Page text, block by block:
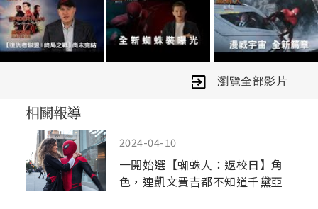
瀏覽全部影片
2024-04-10
一開始選【蜘蛛人：返校日】角
色，連凱文費吉都不知道千黛亞